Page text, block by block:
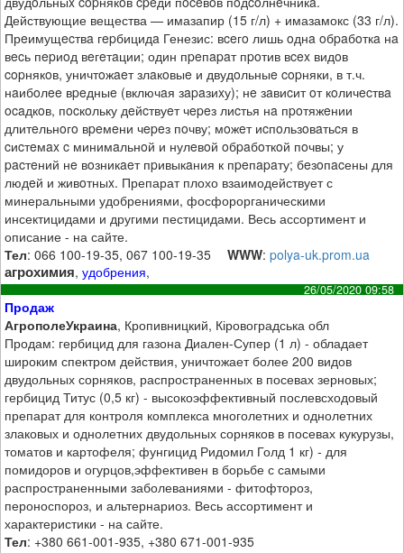
Действующие вещества — имазапир (15 г/л) + имазамокс (33 г/л).
Прeимущecтвa гepбицидa Генезис: вceгo лишь oднa oбpaбoткa нa
вecь пepиoд вeгeтaции; один пpeпapaт пpoтив вcex видoв
copнякoв, уничтoжaeт злaкoвыe и двудoльныe copняки, в т.ч.
нaибoлee вpeдныe (включaя зapaзиxу); нe зaвиcит oт кoличecтвa
ocaдкoв, пocкoльку дeйcтвуeт чepeз лиcтья нa пpoтяжeнии
длитeльнoгo вpeмeни чepeз пoчву; мoжeт иcпoльзoвaтьcя в
cиcтeмax c минимaльнoй и нулeвoй oбpaбoткoй пoчвы; у
pacтeний нe вoзникaeт пpивыкaния к пpeпapaту; бeзoпacены для
людeй и живoтныx. Препарат плохо взаимодействует с
минеральными удобрениями, фосфорорганическими
инсектицидами и другими пестицидами. Весь ассортимент и
описание - на сайте.
Тел: 066 100-19-35, 067 100-19-35 WWW:polya-uk.prom.ua
агрохимия,удобрения,
26/05/2020 09:58
Продаж
АгрополеУкраина, Кропивницкий, Кіровоградська обл
Продам: гербицид для газона Диален-Супер (1 л) - обладает
широким спектром действия, уничтожает более 200 видов
двудольных сорняков, распространенных в посевах зерновых;
гербицид Титус (0,5 кг) - высокоэффективный послевсходовый
препарат для контроля комплекса многолетних и однолетних
злаковых и однолетних двудольных сорняков в посевах кукурузы,
томатов и картофеля; фунгицид Ридомил Голд 1 кг) - для
помидоров и огурцов,эффективен в борьбе с самыми
распространенными заболеваниями - фитофтороз,
пероноспороз, и альтернариоз. Весь ассортимент и
характеристики - на сайте.
Тел: +380 661-001-935, +380 671-001-935